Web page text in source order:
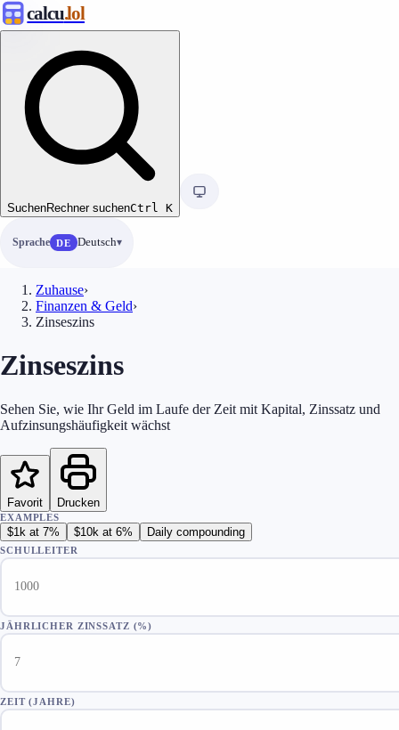
calcu.lol
SuchenRechner suchenCtrl K
Sprache DE Deutsch
Zuhause›
Finanzen & Geld›
Zinseszins
Zinseszins
Sehen Sie, wie Ihr Geld im Laufe der Zeit mit Kapital, Zinssatz und
Aufzinsungshäufigkeit wächst
Favorit Drucken
EXAMPLES
$1k at 7% $10k at 6% Daily compounding
SCHULLEITER
JÄHRLICHER ZINSSATZ (%)
ZEIT (JAHRE)